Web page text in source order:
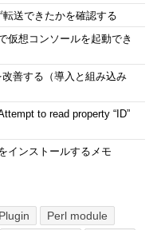
送できたかを確認する
仮想コンソールを起動でき
善する（導入と組み込み
to read property “ID”
インストールするメモ
Perl module